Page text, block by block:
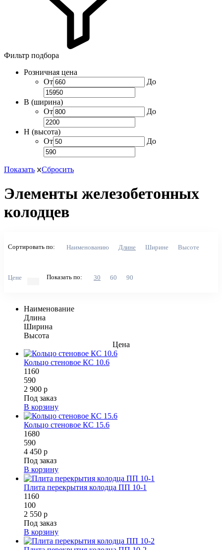
Фильтр подбора
Розничная цена
От
До
B (ширина)
От
До
H (высота)
От
До
Показать Сбросить
Элементы железобетонных
колодцев
Сортировать по: Наименованию Длине Ширине Высоте
Цене Показать по: 30 60 90
Наименование
Длина
Ширина
Высота
Цена
Кольцо стеновое КС 10.6
1160
590
2 900 р
Под заказ
В корзину
Кольцо стеновое КС 15.6
1680
590
4 450 р
Под заказ
В корзину
Плита перекрытия колодца ПП 10-1
1160
100
2 550 р
Под заказ
В корзину